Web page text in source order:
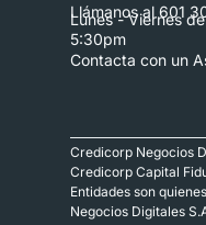
Llámanos al 601
Lunes - Viernes
5:30pm
Contacta con un
Credicorp Negocios
Credicorp Capital
Entidades son
Negocios Digitales